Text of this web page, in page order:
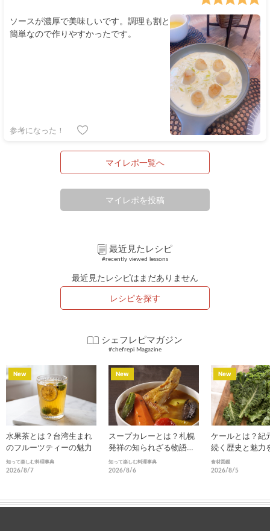
ソースが濃厚で美味しいです。調理も割と
簡単なので作りやすかったです。
参考になった！
マイレポ一覧へ
マイレポを投稿
最近見たレシピ
#recently viewed lessons
最近見たレシピはまだありません
レシピを探す
シェフレピマガジン
#chefrepi Magazine
水果茶とは？台湾生まれ
のフルーツティーの魅力
知って楽しむ料理事典
2026/8/7
New
スープカレーとは？札幌
発祥の知られざる物語と
進化
知って楽しむ料理事典
2026/8/6
New
ケールとは？紀
続く歴史と魅力
食材図鑑
2026/8/5
New